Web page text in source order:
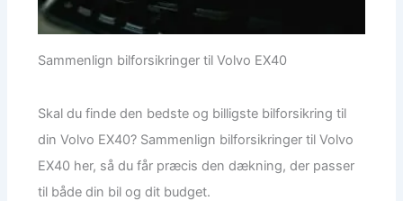
Sammenlign bilforsikringer til Volvo EX40
Skal du finde den bedste og billigste bilforsikring til
din Volvo EX40? Sammenlign bilforsikringer til Volvo
EX40 her, så du får præcis den dækning, der passer
til både din bil og dit budget.